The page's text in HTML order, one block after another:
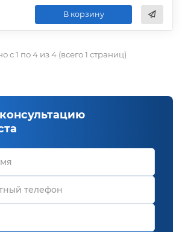
В корзину
с 1 по 4 из 4 (всего 1 страниц)